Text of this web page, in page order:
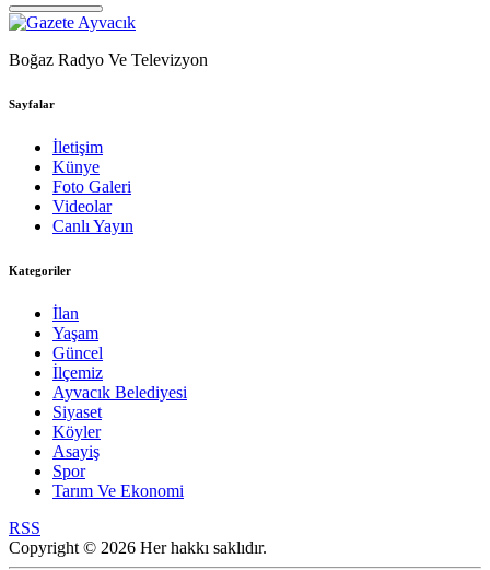
Boğaz Radyo Ve Televizyon
Sayfalar
İletişim
Künye
Foto Galeri
Videolar
Canlı Yayın
Kategoriler
İlan
Yaşam
Güncel
İlçemiz
Ayvacık Belediyesi
Siyaset
Köyler
Asayiş
Spor
Tarım Ve Ekonomi
RSS
Copyright © 2026 Her hakkı saklıdır.